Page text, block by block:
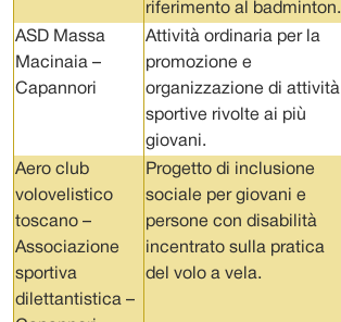
riferimento al badminton.
ASD Massa
Macinaia –
Capannori
Attività ordinaria per la
promozione e
organizzazione di attività
sportive rivolte ai più
giovani.
Aero club
volovelistico
toscano –
Associazione
sportiva
dilettantistica –
Progetto di inclusione
sociale per giovani e
persone con disabilità
incentrato sulla pratica
del volo a vela.